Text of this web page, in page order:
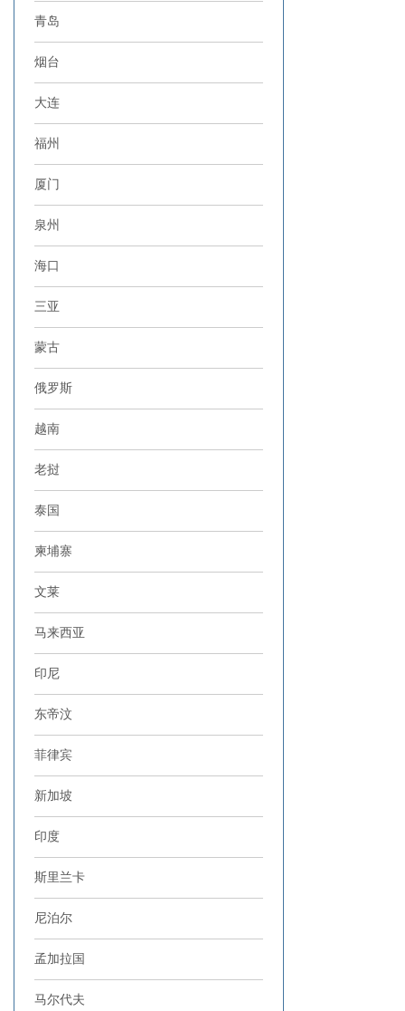
青岛
烟台
大连
福州
厦门
泉州
海口
三亚
蒙古
俄罗斯
越南
老挝
泰国
柬埔寨
文莱
马来西亚
印尼
东帝汶
菲律宾
新加坡
印度
斯里兰卡
尼泊尔
孟加拉国
马尔代夫